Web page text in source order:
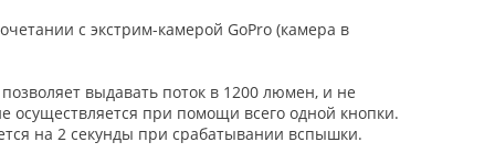
с экстрим-камерой GoPro (камера в
выдавать поток в 1200 люмен, и не
осуществляется при помощи всего одной кнопки.
на 2 секунды при срабатывании вспышки.